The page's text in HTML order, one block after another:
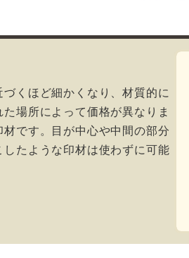
くほど細かくなり、材質的に
場所によって価格が異なりま
です。目が中心や中間の部分
たような印材は使わずに可能